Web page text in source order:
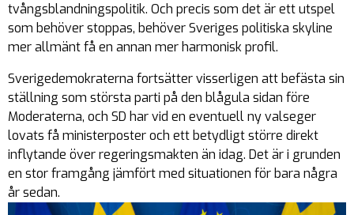
tvångsblandningspolitik. Och precis som det är ett utspel
som behöver stoppas, behöver Sveriges politiska skyline
mer allmänt få en annan mer harmonisk profil.
Sverigedemokraterna fortsätter visserligen att befästa sin
ställning som största parti på den blågula sidan före
Moderaterna, och SD har vid en eventuell ny valseger
lovats få ministerposter och ett betydligt större direkt
inflytande över regeringsmakten än idag. Det är i grunden
en stor framgång jämfört med situationen för bara några
år sedan.